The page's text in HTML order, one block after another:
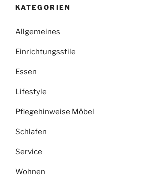
KATEGORIEN
Allgemeines
Einrichtungsstile
Essen
Lifestyle
Pflegehinweise Möbel
Schlafen
Service
Wohnen